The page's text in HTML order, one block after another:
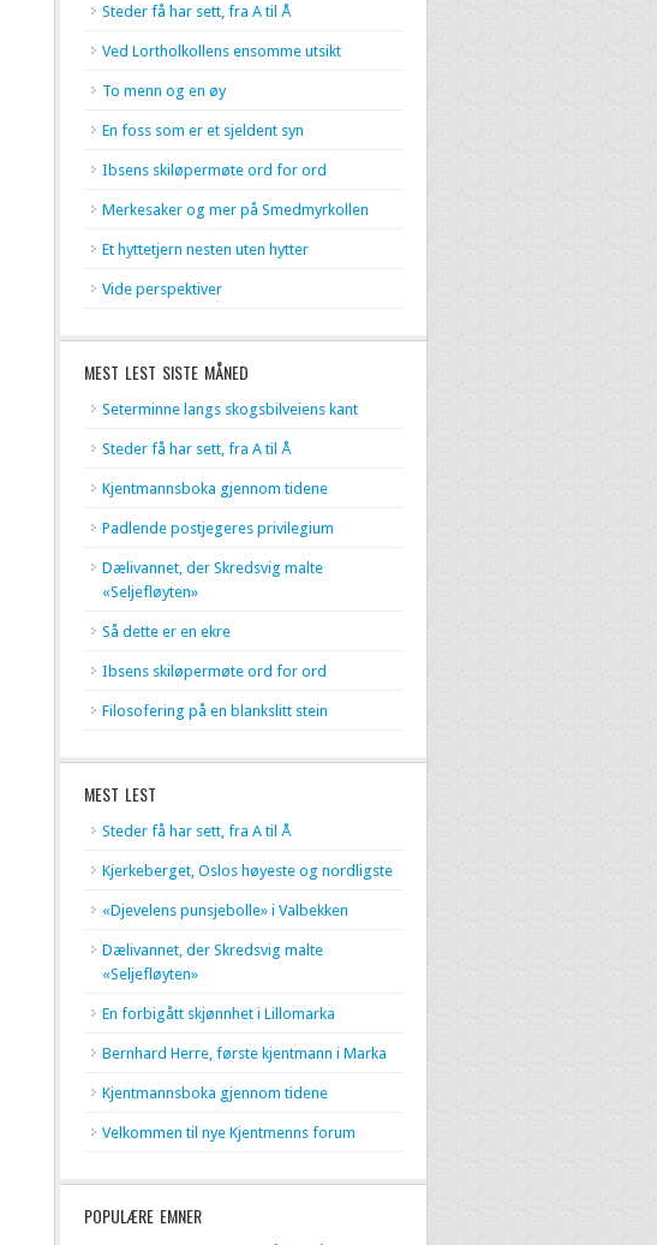
Steder få har sett, fra A til Å
Ved Lortholkollens ensomme utsikt
To menn og en øy
En foss som er et sjeldent syn
Ibsens skiløpermøte ord for ord
Merkesaker og mer på Smedmyrkollen
Et hyttetjern nesten uten hytter
Vide perspektiver
MEST LEST SISTE MÅNED
Seterminne langs skogsbilveiens kant
Steder få har sett, fra A til Å
Kjentmannsboka gjennom tidene
Padlende postjegeres privilegium
Dælivannet, der Skredsvig malte
«Seljefløyten»
Så dette er en ekre
Ibsens skiløpermøte ord for ord
Filosofering på en blankslitt stein
MEST LEST
Steder få har sett, fra A til Å
Kjerkeberget, Oslos høyeste og nordligste
«Djevelens punsjebolle» i Valbekken
Dælivannet, der Skredsvig malte
«Seljefløyten»
En forbigått skjønnhet i Lillomarka
Bernhard Herre, første kjentmann i Marka
Kjentmannsboka gjennom tidene
Velkommen til nye Kjentmenns forum
POPULÆRE EMNER